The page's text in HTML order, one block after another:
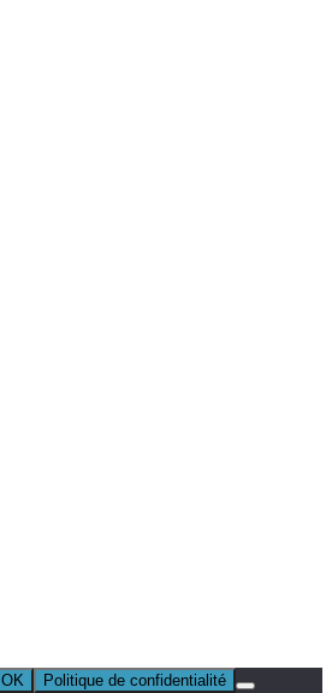
OK Politique de confidentialité